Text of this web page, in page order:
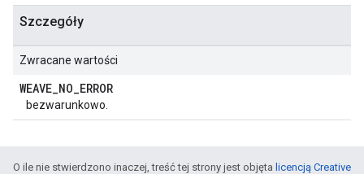
Szczegóły
Zwracane wartości
WEAVE_NO_ERROR
bezwarunkowo.
O ile nie stwierdzono inaczej, treść tej strony jest objęta licencją Creative